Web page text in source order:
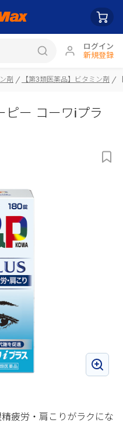
ログイン
新規登録
剤 【第3類医薬品】ビタミン剤
ピー コーワiプラ
疲労・肩こりがラクにな